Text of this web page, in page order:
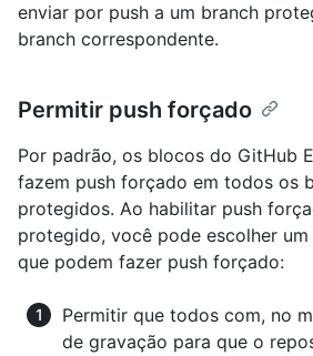
enviar por push a um branch
branch correspondente.
Permitir push forçado
Por padrão, os blocos do GitHub
fazem push forçado em todos os
protegidos. Ao habilitar push
protegido, você pode escolher
que podem fazer push forçado:
Permitir que todos com, no
de gravação para que o